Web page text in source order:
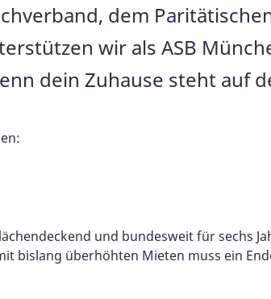
dem
wir als ASB
dein Zuhause steht auf
und bundesweit für sechs
bislang überhöhten Mieten muss ein